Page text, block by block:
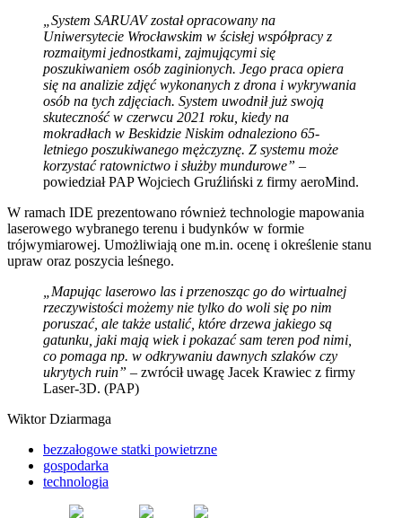
„System SARUAV został opracowany na
Uniwersytecie Wrocławskim w ścisłej współpracy z
rozmaitymi jednostkami, zajmującymi się
poszukiwaniem osób zaginionych. Jego praca opiera
się na analizie zdjęć wykonanych z drona i wykrywania
osób na tych zdjęciach. System uwodnił już swoją
skuteczność w czerwcu 2021 roku, kiedy na
mokradłach w Beskidzie Niskim odnaleziono 65-
letniego poszukiwanego mężczyznę. Z systemu może
korzystać ratownictwo i służby mundurowe” –
powiedział PAP Wojciech Gruźliński z firmy aeroMind.
W ramach IDE prezentowano również technologie mapowania
laserowego wybranego terenu i budynków w formie
trójwymiarowej. Umożliwiają one m.in. ocenę i określenie stanu
upraw oraz poszycia leśnego.
„Mapując laserowo las i przenosząc go do wirtualnej
rzeczywistości możemy nie tylko do woli się po nim
poruszać, ale także ustalić, które drzewa jakiego są
gatunku, jaki mają wiek i pokazać sam teren pod nimi,
co pomaga np. w odkrywaniu dawnych szlaków czy
ukrytych ruin” – zwrócił uwagę Jacek Krawiec z firmy
Laser-3D. (PAP)
Wiktor Dziarmaga
bezzałogowe statki powietrzne
gospodarka
technologia